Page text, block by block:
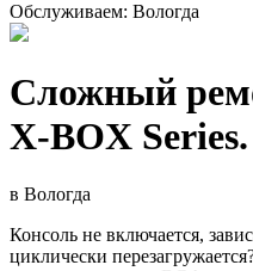
Обслуживаем: Вологда
Сложный
X-BOX
в Вологда
Консоль не включается,
циклически